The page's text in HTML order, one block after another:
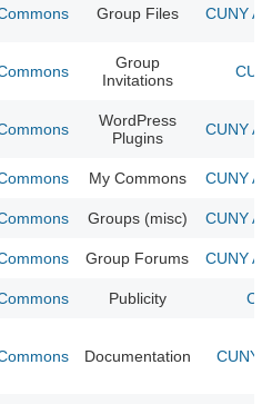
Group Files CUNY
Group
Invitations
WordPress
Plugins
CUNY
My Commons CUNY
Groups (misc) CUNY
Group Forums CUNY
Publicity
Documentation CUNY